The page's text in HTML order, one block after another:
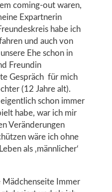
coming-out waren,
Expartnerin
habe ich
und auch von
Ehe schon in
Freundin
Gespräch für mich
(12 Jahre alt).
schon immer
habe, war ich mir
Veränderungen
wäre ich ohne
als ‚männlicher‘
Mädchenseite Immer